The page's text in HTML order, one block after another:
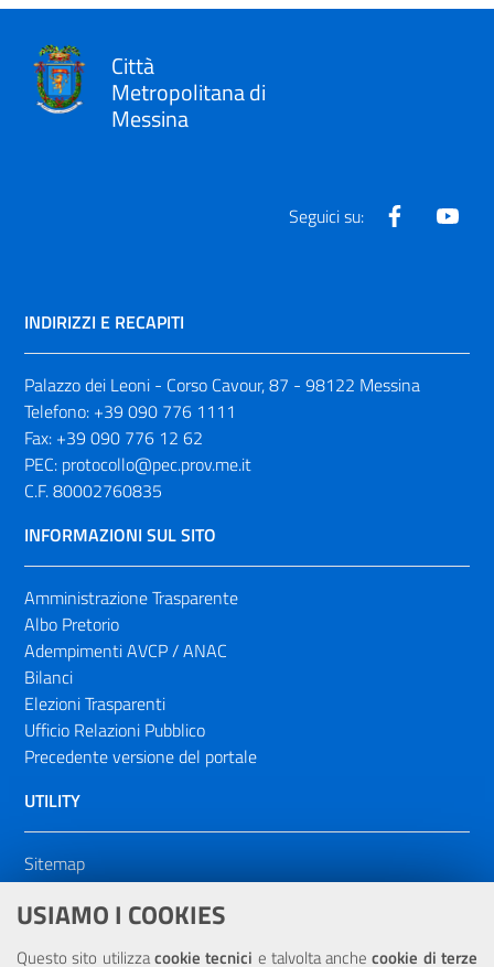
USIAMO I COOKIES
Questo sito utilizzacookie tecnici e talvolta anchecookie di terze
Città
Metropolitana di
Messina
Seguici su: Facebook
INDIRIZZI E RECAPITI
Palazzo dei Leoni - Corso Cavour, 87 - 98122 Messina
Telefono: +39 090 776 1111
Fax: +39 090 776 12 62
PEC: protocollo@pec.prov.me.it
C.F. 80002760835
INFORMAZIONI SUL SITO
Amministrazione Trasparente
Albo Pretorio
Adempimenti AVCP / ANAC
Bilanci
Elezioni Trasparenti
Ufficio Relazioni Pubblico
Precedente versione del portale
UTILITY
Sitemap
Dichiarazione di accessibilità
NOTE LEGALI